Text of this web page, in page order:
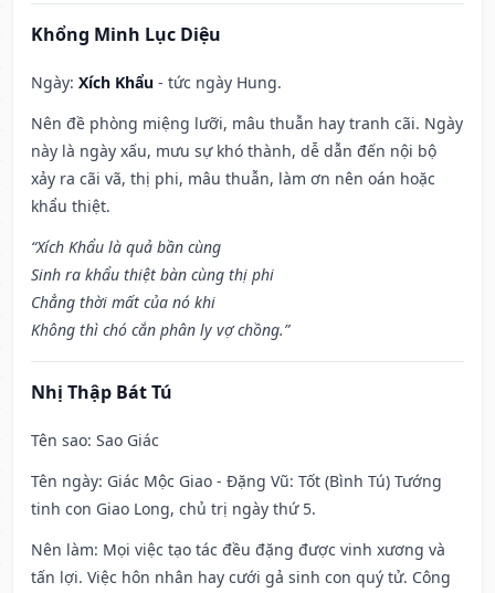
Khổng Minh Lục Diệu
Ngày: Xích Khẩu - tức ngày Hung.
Nên đề phòng miệng lưỡi, mâu thuẫn hay tranh cãi. Ngày
này là ngày xấu, mưu sự khó thành, dễ dẫn đến nội bộ
xảy ra cãi vã, thị phi, mâu thuẫn, làm ơn nên oán hoặc
khẩu thiệt.
“Xích Khẩu là quả bần cùng
Sinh ra khẩu thiệt bàn cùng thị phi
Chẳng thời mất của nó khi
Không thì chó cắn phân ly vợ chồng.”
Nhị Thập Bát Tú
Tên sao: Sao Giác
Tên ngày: Giác Mộc Giao - Đặng Vũ: Tốt (Bình Tú) Tướng
tinh con Giao Long, chủ trị ngày thứ 5.
Nên làm: Mọi việc tạo tác đều đặng được vinh xương và
tấn lợi. Việc hôn nhân hay cưới gả sinh con quý tử. Công